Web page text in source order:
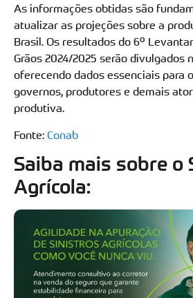
As informações obtidas são
atualizar as projeções sobre a
Brasil. Os resultados do 6º
Grãos 2024/2025 serão divulgados
oferecendo dados essenciais para
governos, produtores e demais
produtiva.
Fonte: Conab
Saiba mais sobre o
Agrícola: